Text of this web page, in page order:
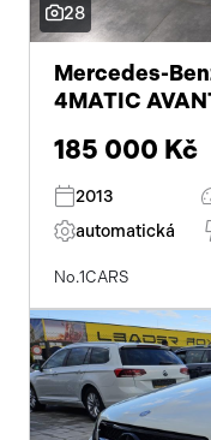
28
Mercedes-
4MATIC
185 000 Kč
2013
automatická
No.1CARS